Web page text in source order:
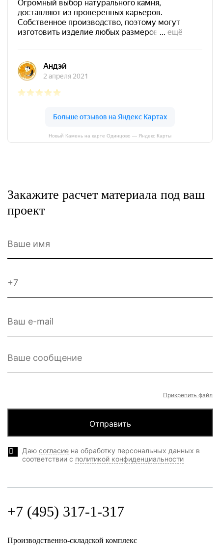
Новый Камень на карте Одинцово — Яндекс Карты
Закажите расчет материала под ваш
проект
Прикрепить файл
Даю согласие на обработку персональных данных в
соответствии с политикой конфиденциальности
+7 (495) 317-1-317
Производственно-складской комплекс